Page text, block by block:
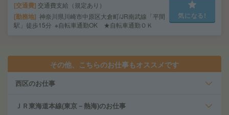
交通費 交通費支給（規定あり）
勤務地 神奈川県川崎市中原区大倉町/JR南武線「平間
駅」徒歩15分 ※自転車通勤OK ★自転車通勤ＯＫ
気になる!
その他、こちらのお仕事もオススメです
西区のお仕事
ＪＲ東海道本線(東京－熱海)のお仕事